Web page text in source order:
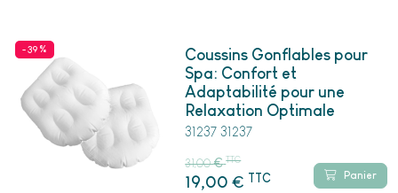
- 39 %
Coussins Gonflables pour
Spa: Confort et
Adaptabilité pour une
Relaxation Optimale
31237 31237
31,00€ TTC
19,00€ TTC Panier